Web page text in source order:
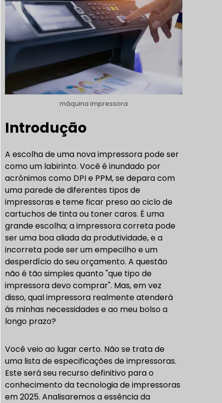
máquina impressora
Introdução
A escolha de uma nova impressora pode ser
como um labirinto. Você é inundado por
acrônimos como DPI e PPM, se depara com
uma parede de diferentes tipos de
impressoras e teme ficar preso ao ciclo de
cartuchos de tinta ou toner caros. É uma
grande escolha; a impressora correta pode
ser uma boa aliada da produtividade, e a
incorreta pode ser um empecilho e um
desperdício do seu orçamento. A questão
não é tão simples quanto "que tipo de
impressora devo comprar". Mas, em vez
disso, qual impressora realmente atenderá
às minhas necessidades e ao meu bolso a
longo prazo?
Você veio ao lugar certo. Não se trata de
uma lista de especificações de impressoras.
Este será seu recurso definitivo para o
conhecimento da tecnologia de impressoras
em 2025. Analisaremos a essência da